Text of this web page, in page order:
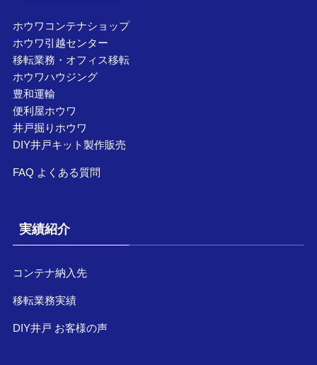
ホウワコンテナショップ
ホウワ引越センター
移転業務・オフィス移転
ホウワハウジング
豊和運輸
便利屋ホウワ
井戸掘りホウワ
DIY井戸キット製作販売
FAQ よくある質問
実績紹介
コンテナ納入先
移転業務実績
DIY井戸 お客様の声